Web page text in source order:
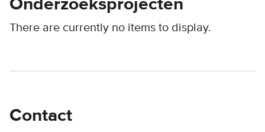
Onderzoeksprojecten
There are currently no items to display.
Contact